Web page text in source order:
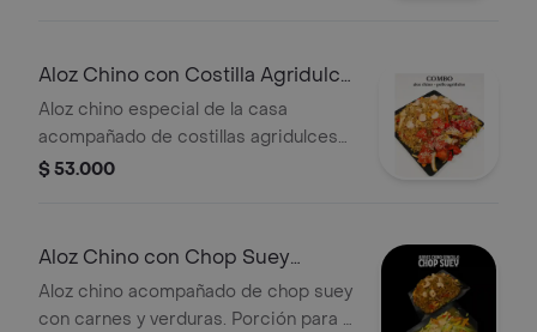
Aloz Chino con Costilla Agridulce
*2
Aloz chino especial de la casa
acompañado de costillas agridulces
comen de 2 a 3 personas.
$ 53.000
Aloz Chino con Chop Suey
codigo 2
Aloz chino acompañado de chop suey
con carnes y verduras. Porción para 2